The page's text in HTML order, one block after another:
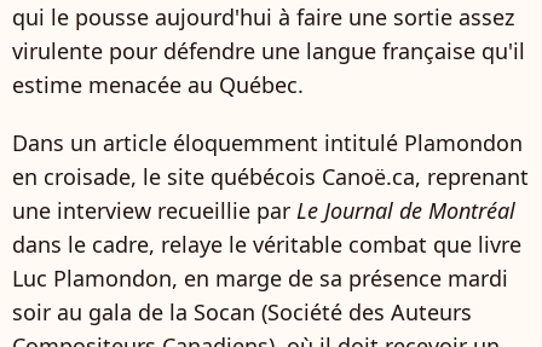
qui le pousse aujourd'hui à faire une sortie assez
virulente pour défendre une langue française qu'il
estime menacée au Québec.
Dans un article éloquemment intitulé Plamondon
en croisade, le site québécois Canoë.ca, reprenant
une interview recueillie par Le Journal de Montréal
dans le cadre, relaye le véritable combat que livre
Luc Plamondon, en marge de sa présence mardi
soir au gala de la Socan (Société des Auteurs